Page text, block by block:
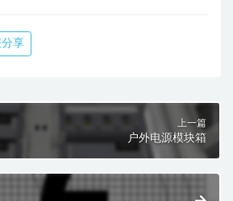
享
上一篇
户外电源模块箱